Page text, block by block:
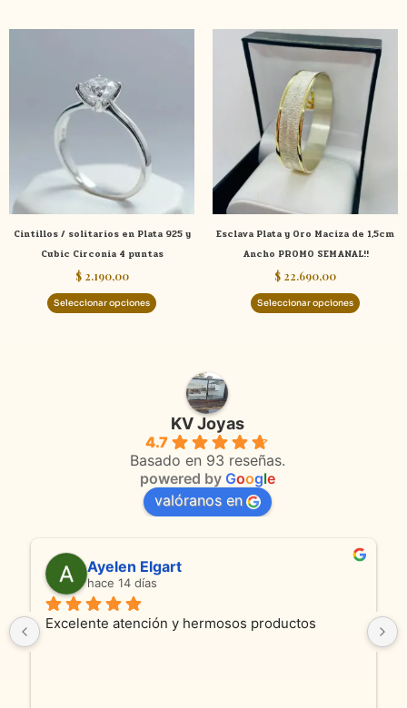
Cintillos / solitarios en Plata 925 y
Cubic Circonia 4 puntas
$2.190,00
Seleccionar opciones
se
elegir
en
la
de
Esclava Plata y Oro Maciza de 1,5cm
Ancho PROMO SEMANAL!!
$ 22.690,00
Seleccionar opciones
Este
tiene
Las
se
pueden
elegir
en
la
de
KV Joyas
4.7
Basado en 93 reseñas.
powered by Google
valóranos en
productos
Son absolutamente
productos como atencion. Hoy